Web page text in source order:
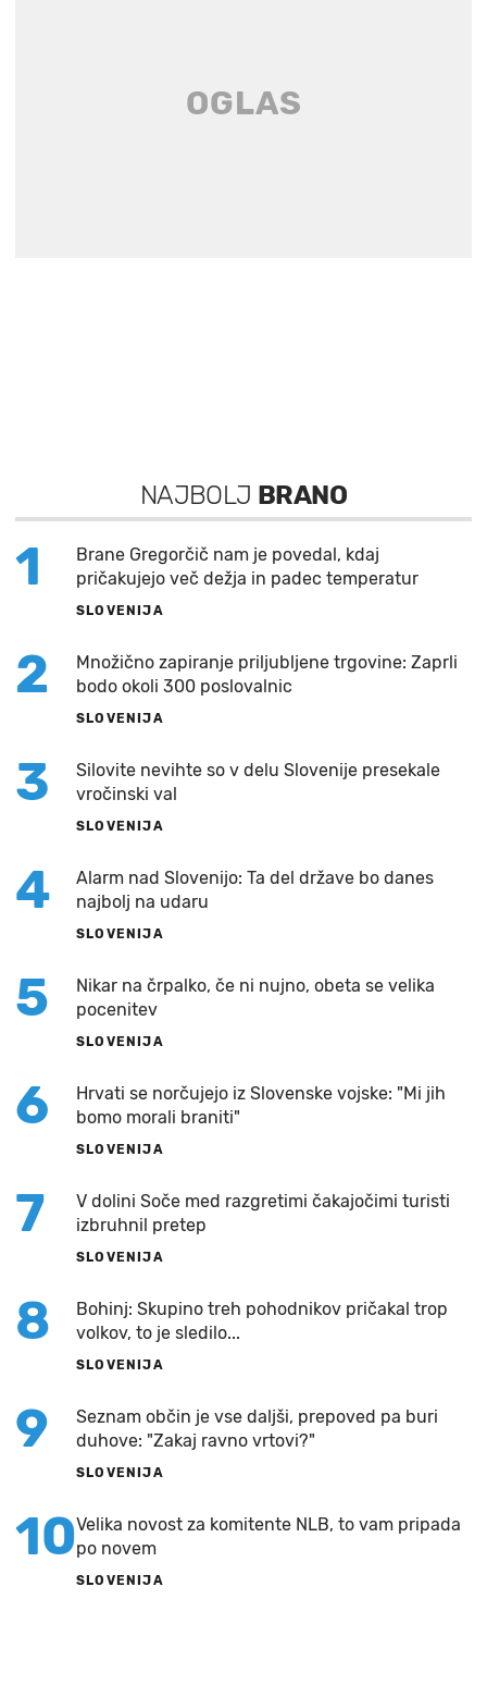
NAJBOLJ BRANO
1
Brane Gregorčič nam je povedal, kdaj
pričakujejo več dežja in padec temperatur
SLOVENIJA
2
Množično zapiranje priljubljene trgovine: Zaprli
bodo okoli 300 poslovalnic
SLOVENIJA
3
Silovite nevihte so v delu Slovenije presekale
vročinski val
SLOVENIJA
4
Alarm nad Slovenijo: Ta del države bo danes
najbolj na udaru
SLOVENIJA
5
Nikar na črpalko, če ni nujno, obeta se velika
pocenitev
SLOVENIJA
6
Hrvati se norčujejo iz Slovenske vojske: "Mi jih
bomo morali braniti"
SLOVENIJA
7
V dolini Soče med razgretimi čakajočimi turisti
izbruhnil pretep
SLOVENIJA
8
Bohinj: Skupino treh pohodnikov pričakal trop
volkov, to je sledilo...
SLOVENIJA
9
Seznam občin je vse daljši, prepoved pa buri
duhove: "Zakaj ravno vrtovi?"
SLOVENIJA
10Velika novost za komitente NLB, to vam pripada
po novem
SLOVENIJA